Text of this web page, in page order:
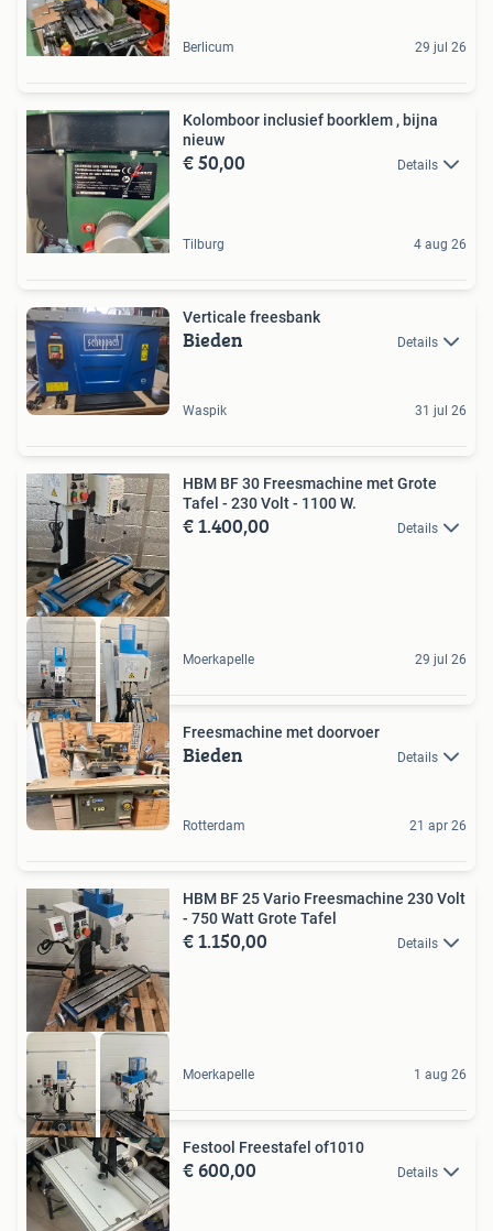
Berlicum 29 jul 26
Kolomboor inclusief boorklem , bijna
nieuw
€ 50,00 Details
Tilburg 4 aug 26
Verticale freesbank
Bieden Details
Waspik 31 jul 26
HBM BF 30 Freesmachine met Grote
Tafel - 230 Volt - 1100 W.
€ 1.400,00 Details
Moerkapelle 29 jul 26
Freesmachine met doorvoer
Bieden Details
Rotterdam 21 apr 26
HBM BF 25 Vario Freesmachine 230 Volt
- 750 Watt Grote Tafel
€ 1.150,00 Details
Moerkapelle 1 aug 26
Festool Freestafel of1010
€ 600,00 Details